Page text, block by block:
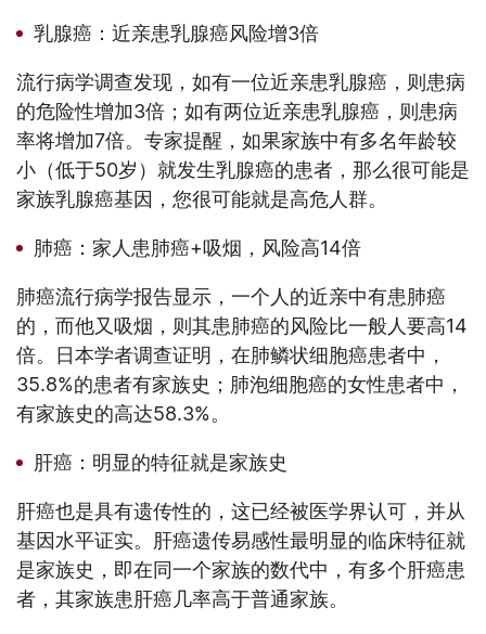
乳腺癌：近亲患乳腺癌风险增3倍
流行病学调查发现，如有一位近亲患乳腺癌，则患病
的危险性增加3倍；如有两位近亲患乳腺癌，则患病
率将增加7倍。专家提醒，如果家族中有多名年龄较
小（低于50岁）就发生乳腺癌的患者，那么很可能是
家族乳腺癌基因，您很可能就是高危人群。
肺癌：家人患肺癌+吸烟，风险高14倍
肺癌流行病学报告显示，一个人的近亲中有患肺癌
的，而他又吸烟，则其患肺癌的风险比一般人要高14
倍。日本学者调查证明，在肺鳞状细胞癌患者中，
35.8%的患者有家族史；肺泡细胞癌的女性患者中，
有家族史的高达58.3%。
肝癌：明显的特征就是家族史
肝癌也是具有遗传性的，这已经被医学界认可，并从
基因水平证实。肝癌遗传易感性最明显的临床特征就
是家族史，即在同一个家族的数代中，有多个肝癌患
者，其家族患肝癌几率高于普通家族。